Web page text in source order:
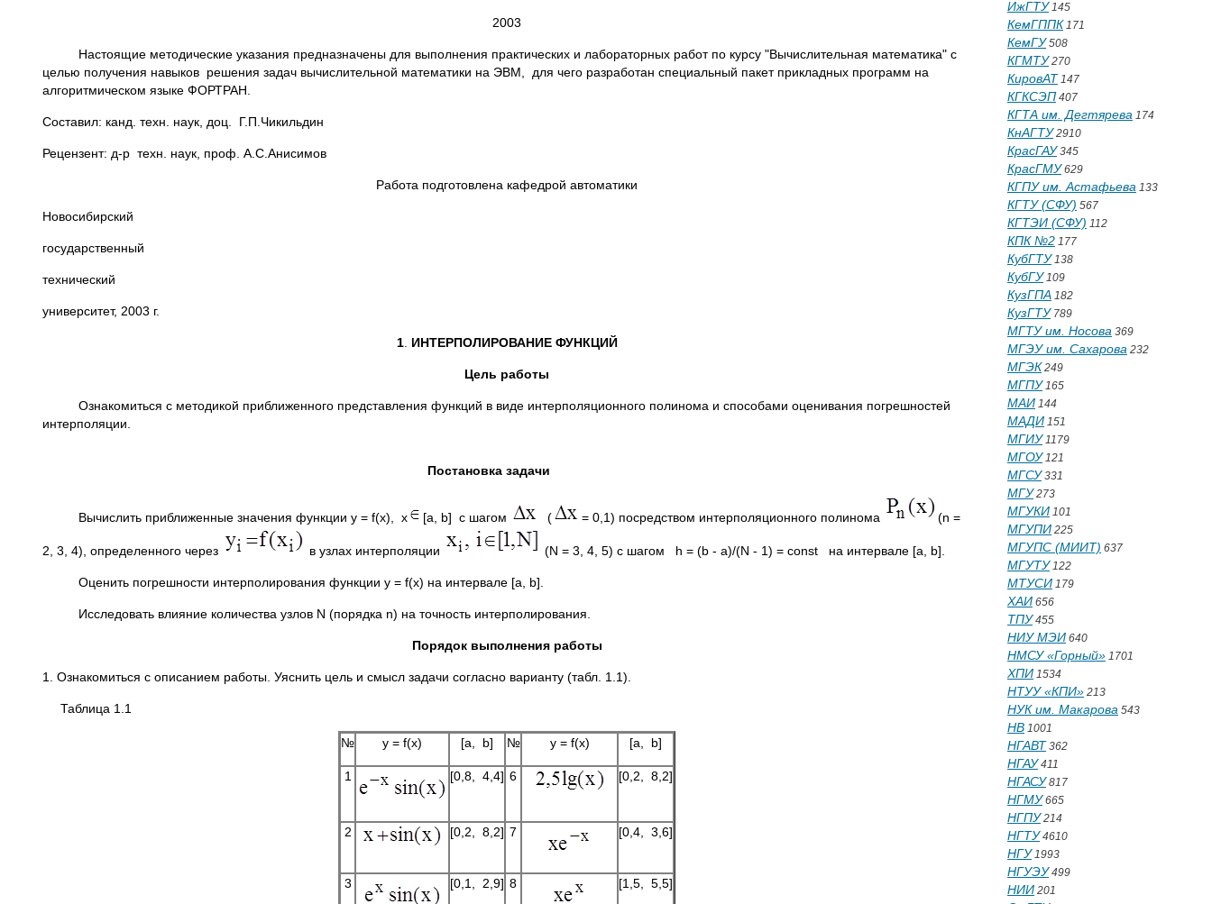
2003
Настоящие методические указания предназначены для выполнения практических и лабораторных работ по курсу "Вычислительная математика" с
целью получения навыков решения задач вычислительной математики на ЭВМ, для чего разработан специальный пакет прикладных программ на
алгоритмическом языке ФОРТРАН.
Составил: канд. техн. наук, доц. Г.П.Чикильдин
Рецензент: д-р техн. наук, проф. А.С.Анисимов
Работа подготовлена кафедрой автоматики
Новосибирский
государственный
технический
университет, 2003 г.
1. ИНТЕРПОЛИРОВАНИЕ ФУНКЦИЙ
Цель работы
Ознакомиться с методикой приближенного представления функций в виде интерполяционного полинома и способами оценивания погрешностей
интерполяции.
Постановка задачи
Вычислить приближенные значения функции y = f(x), x [a, b] с шагом ( = 0,1) посредством интерполяционного полинома (n =
2, 3, 4), определенного через в узлах интерполяции (N = 3, 4, 5) с шагом h = (b - a)/(N - 1) = const на интервале [a, b].
Оценить погрешности интерполирования функции y = f(x) на интервале [a, b].
Исследовать влияние количества узлов N (порядка n) на точность интерполирования.
Порядок выполнения работы
1. Ознакомиться с описанием работы. Уяснить цель и смысл задачи согласно варианту (табл. 1.1).
Таблица 1.1
№ y = f(x) [a, b] № y = f(x) [a, b]
1 [0,8, 4,4] 6 [0,2, 8,2]
2 [0,2, 8,2] 7 [0,4, 3,6]
3 [0,1, 2,9] 8 [1,5, 5,5]
ИжГТУ145
КемГППК 171
КемГУ508
КГМТУ270
КировАТ 147
КГКСЭП 407
КГТА им. Дегтярева 174
КнАГТУ2910
КрасГАУ345
КрасГМУ629
КГПУ им. Астафьева 133
КГТУ (СФУ) 567
КГТЭИ (СФУ) 112
КПК №2 177
КубГТУ138
КубГУ109
КузГПА 182
КузГТУ789
МГТУ им. Носова 369
МГЭУ им. Сахарова 232
МГЭК 249
МГПУ165
МАИ 144
МАДИ 151
МГИУ1179
МГОУ121
МГСУ331
МГУ273
МГУКИ 101
МГУПИ 225
МГУПС (МИИТ) 637
МГУТУ122
МТУСИ 179
ХАИ 656
ТПУ455
НИУ МЭИ 640
НМСУ «Горный» 1701
ХПИ 1534
НТУУ «КПИ» 213
НУК им. Макарова 543
НВ 1001
НГАВТ 362
НГАУ411
НГАСУ817
НГМУ665
НГПУ214
НГТУ4610
НГУ1993
НГУЭУ499
НИИ 201